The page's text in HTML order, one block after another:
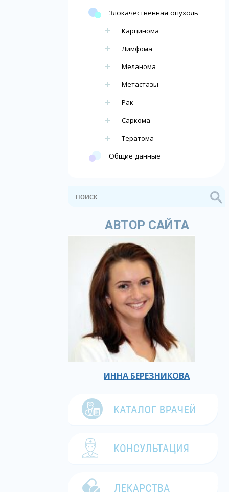
Злокачественная опухоль
Карцинома
Лимфома
Меланома
Метастазы
Рак
Саркома
Тератома
Общие данные
АВТОР САЙТА
ИННА БЕРЕЗНИКОВА